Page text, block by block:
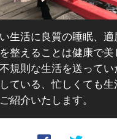
生活に良質の睡眠、適
整えることは健康で
規則な生活を送って
ている、忙しくても生
紹介いたします。